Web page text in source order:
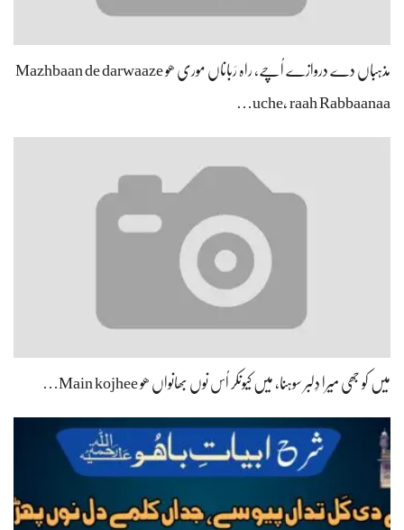
مذہباں دے دروازے اُچے، راہ رَباناں موری ھو Mazhbaan de darwaaze
uche, raah Rabbaanaa…
میں کو جھی میرا دِلبر سوہنا، میں کیونکر اُس نوں بھانواں ھو Main kojhee…